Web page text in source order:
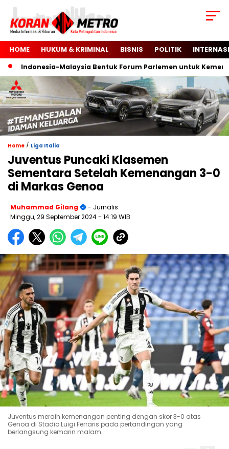
HOME HUKUM & KRIMINAL BISNIS POLITIK
Indonesia-Malaysia Bentuk Forum Parlemen untuk
Home / Liga Italia
Juventus Puncaki Klasemen
Sementara Setelah Kemenangan 3-0
di Markas Genoa
Muhammad Gilang
- Jurnalis
Minggu, 29 September 2024- 14:19 WIB
Juventus meraih kemenangan penting dengan skor 3-0 atas
Genoa di Stadio Luigi Ferraris pada pertandingan yang
berlangsung kemarin malam.